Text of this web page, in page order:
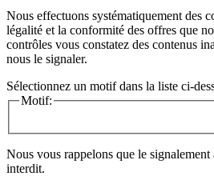
Nous effectuons systématiquement des
légalité et la conformité des offres que
contrôles vous constatez des contenus
nous le signaler.
Sélectionnez un motif dans la liste ci-
Motif:
Nous vous rappelons que le signalement
interdit.